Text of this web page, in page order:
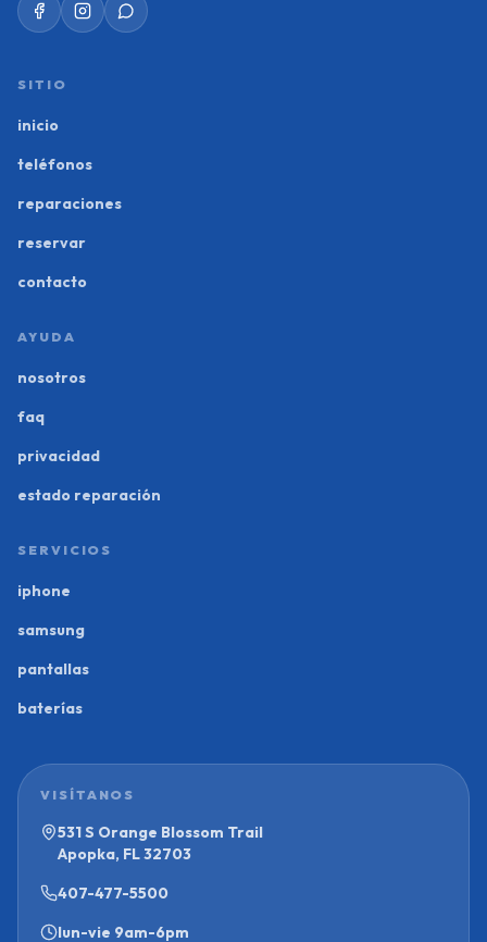
SITIO
inicio
teléfonos
reparaciones
reservar
contacto
AYUDA
nosotros
faq
privacidad
estado reparación
SERVICIOS
iphone
samsung
pantallas
baterías
VISÍTANOS
531 S Orange Blossom Trail
Apopka, FL 32703
407-477-5500
lun-vie 9am-6pm